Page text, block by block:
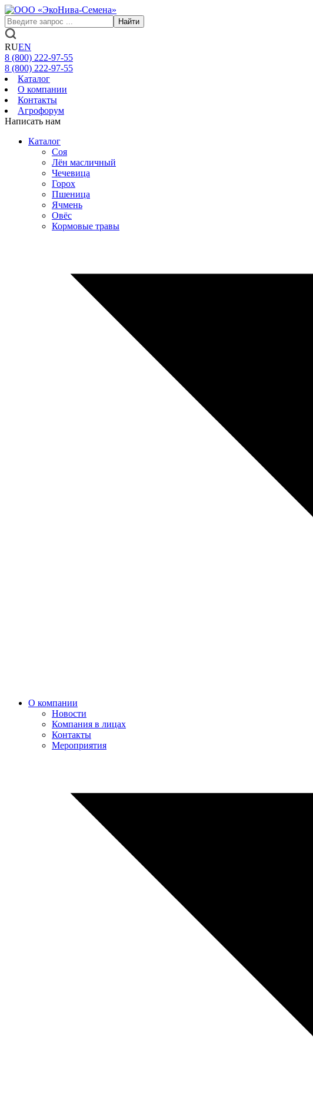
Найти
RUEN
8 (800) 222-97-55
8 (800) 222-97-55
Каталог
О компании
Контакты
Агрофорум
Написать нам
Каталог
Соя
Лён масличный
Чечевица
Горох
Пшеница
Ячмень
Овёс
Кормовые травы
О компании
Новости
Компания в лицах
Контакты
Мероприятия